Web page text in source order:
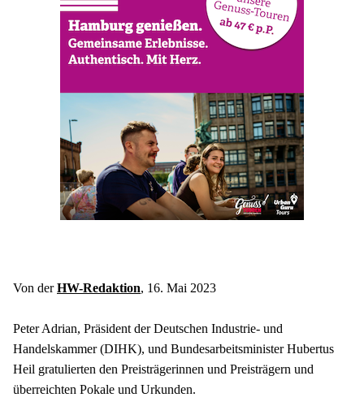
Von der HW-Redaktion, 16. Mai 2023
Peter Adrian, Präsident der Deutschen Industrie- und
Handelskammer (DIHK), und Bundesarbeitsminister Hubertus
Heil gratulierten den Preisträgerinnen und Preisträgern und
überreichten Pokale und Urkunden.